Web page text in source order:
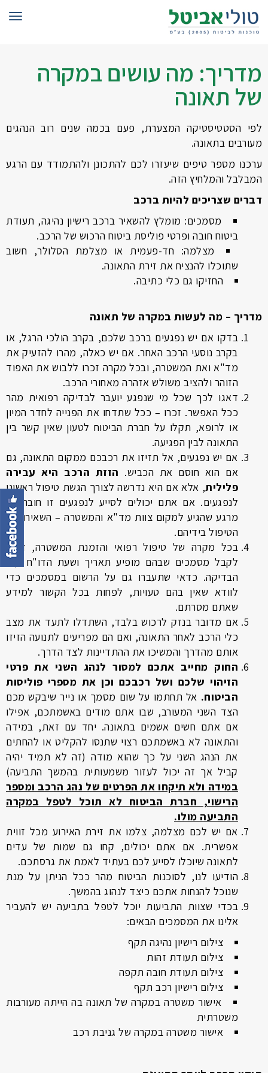
מדריך: מה עושים במקרה
של תאונה
לפי הסטטיסטיקה המצערת, פעם בכמה שנים רוב הנהגים
מעורבים בתאונה.
ערכנו מספר טיפים שיעזרו לכם להתכונן ולהתמודד עם הרגע
המבלבל והמלחיץ הזה.
דברים שצריכים להיות ברכב
מסמכים: מומלץ להשאיר ברכב רישיון נהיגה, תעודת
ביטוח חובה ופרטי פוליסת ביטוח הרכוש של הרכב.
מצלמה: חד-פעמית או מצלמת הסלולר, חשוב
שתוכלו להנציח את זירת התאונה.
החזיקו גם כלי כתיבה.
מדריך – מה לעשות במקרה של תאונה
בדקו אם יש נפגעים ברכב שלכם, בקרב הולכי הרגל, או
בקרב נוסעי הרכב האחר. אם יש כאלה, מהרו להזעיק את
מד"א ואת המשטרה, ובכל מקרה זכרו ללבוש את האפוד
הזוהר ולהציב משולש אזהרה מאחורי הרכב.
דאגו לכך שכל מי שנפגע יועבר לבדיקה רפואית מהר
ככל האפשר. זכרו – ככל שתדחו את הפנייה לחדר המיון
או לרופא, תקלו על חברת הביטוח לטעון שאין קשר בין
התאונה לבין הפגיעה.
אם יש נפגעים, אל תזיזו את רכבכם ממקום התאונה, גם
אם הוא חוסם את הכביש. הזזת הרכב היא עבירה
פלילית, אלא אם היא נדרשה לצורך הגשת טיפול ראשוני
לנפגעים. אם אתם יכולים לסייע לנפגעים זו חובתכם.
מרגע שהגיע למקום צוות מד"א והמשטרה – השאירו את
הטיפול בידיהם.
בכל מקרה של טיפול רפואי והזמנת המשטרה, דאגו
לקבל מסמכים שבהם מופיע תאריך ושעת הדו"ח ו/או
הבדיקה. כדאי שתעברו גם על הרשום במסמכים כדי
לוודא שאין בהם טעויות, לפחות בכל הקשור למידע
שאתם מסרתם.
אם מדובר בנזק לרכוש בלבד, השתדלו לתעד את מצב
כלי הרכב לאחר התאונה, ואם הם מפריעים לתנועה הזיזו
אותם מהדרך והמשיכו את ההתדיינות לצד הדרך.
החוק מחייב אתכם למסור לנהג השני את פרטי
הזיהוי שלכם ושל רכבכם וכן את מספרי פוליסות
הביטוח. אל תחתמו על שום מסמך או נייר שיבקש מכם
הצד השני המעורב, שבו אתם מודים באשמתכם, אפילו
אם אתם חשים אשמים בתאונה. יחד עם זאת, במידה
והתאונה לא באשמתכם רצוי שתנסו להקליט או להחתים
את הנהג השני על כך שהוא מודה (זה לא תמיד יהיה
קביל אך זה יכול לעזור משמעותית בהמשך התביעה)
במידה ולא תיקחו את הפרטים של נהג הרכב ומספר
הרישוי, חברת הביטוח לא תוכל לטפל במקרה
התביעה מולו.
אם יש לכם מצלמה, צלמו את זירת האירוע מכל זווית
אפשרית. אם אתם יכולים, קחו גם שמות של עדים
לתאונה שיוכלו לסייע לכם בעתיד לאמת את גרסתכם.
הודיעו לנו, לסוכנות הביטוח מהר ככל הניתן על מנת
שנוכל להנחות אתכם כיצד לנהוג בהמשך.
בכדי שצוות התביעות יוכל לטפל בתביעה יש להעביר
אלינו את המסמכים הבאים:
צילום רישיון נהיגה תקף
צילום תעודת זהות
צילום תעודת חובה תקפה
צילום רישיון רכב תקף
אישור משטרה במקרה של תאונה בה הייתה מעורבות
משטרתית
אישור משטרה במקרה של גניבת רכב